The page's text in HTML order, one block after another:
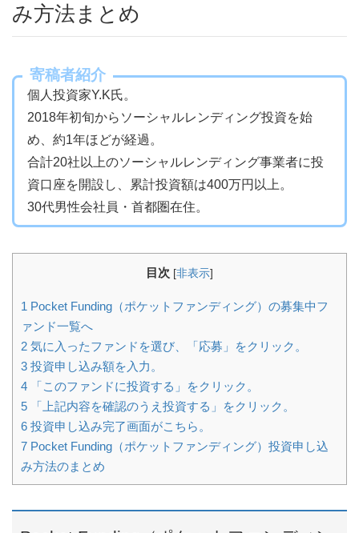
み方法まとめ
寄稿者紹介
個人投資家Y.K氏。
2018年初旬からソーシャルレンディング投資を始
め、約1年ほどが経過。
合計20社以上のソーシャルレンディング事業者に投
資口座を開設し、累計投資額は400万円以上。
30代男性会社員・首都圏在住。
目次 [非表示]
1 Pocket Funding（ポケットファンディング）の募集中フ
ァンド一覧へ
2 気に入ったファンドを選び、「応募」をクリック。
3 投資申し込み額を入力。
4 「このファンドに投資する」をクリック。
5 「上記内容を確認のうえ投資する」をクリック。
6 投資申し込み完了画面がこちら。
7 Pocket Funding（ポケットファンディング）投資申し込
み方法のまとめ